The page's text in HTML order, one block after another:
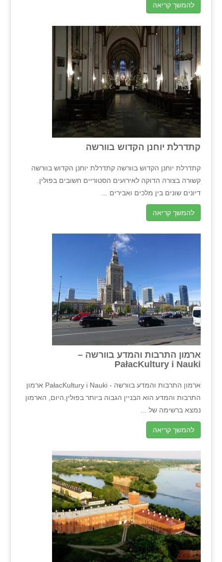
להמשך קריאה
קתדרלת יוחנן הקדוש בוורשה
קתדרלת יוחנן הקדוש בוורשה קתדרלת יוחנן הקדוש בוורשה
קשורה בצורה הדוקה לאירועים הסטוריים חשובים בפולין.
דיונים שונים בין מלכים ואבירים ...
להמשך קריאה
ארמון התרבות והמדע בוורשה –
PałacKultury i Nauki
ארמון התרבות והמדע בוורשה - PałacKultury i Nauki ארמון
התרבות והמדע הוא הבניין הגבוה ביותר בפולין.היום, הארמון
נמצא ברשימה של ...
להמשך קריאה